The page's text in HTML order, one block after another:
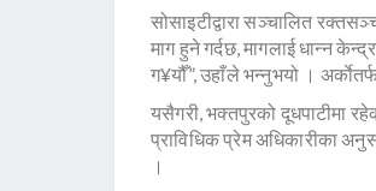
सोसाइटीद्वारा सञ्चालित
माग हुने गर्दछ, मागलाई धान्न
ग¥यौँ”, उहाँले भन्नुभयो ।
यसैगरी, भक्तपुरको दूधपाटीमा
प्राविधिक प्रेम अधिकारीका
।